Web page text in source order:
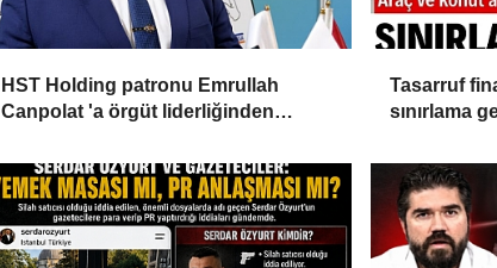
HST Holding patronu Emrullah
Canpolat 'a örgüt liderliğinden
malvarlığına el konuldu
Tasarruf
sınırlama